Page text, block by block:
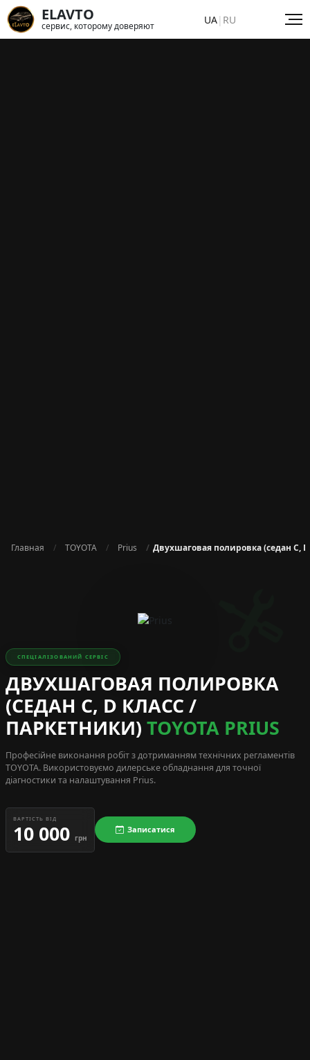
ELAVTO
сервис, которому доверяют UA| RU
Главная TOYOTA Prius Двухшаговая полировка (седан C,
СПЕЦІАЛІЗОВАНИЙ СЕРВІС
ДВУХШАГОВАЯ ПОЛИРОВКА
(СЕДАН C, D КЛАСС /
ПАРКЕТНИКИ) TOYOTA PRIUS
Професійне виконання робіт з дотриманням технічних регламентів
TOYOTA. Використовуємо дилерське обладнання для точної
діагностики та налаштування Prius.
ВАРТІСТЬ ВІД
10 000 грн
Записатися